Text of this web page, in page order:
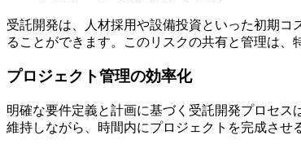
受託開発は、人材採用や設備投資といった初期コ
ることができます。このリスクの共有と管理は、
プロジェクト管理の効率化
明確な要件定義と計画に基づく受託開発プロセ
維持しながら、時間内にプロジェクトを完成させ